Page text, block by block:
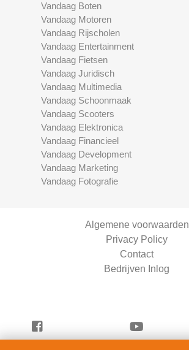
Vandaag Boten
Vandaag Motoren
Vandaag Rijscholen
Vandaag Entertainment
Vandaag Fietsen
Vandaag Juridisch
Vandaag Multimedia
Vandaag Schoonmaak
Vandaag Scooters
Vandaag Elektronica
Vandaag Financieel
Vandaag Development
Vandaag Marketing
Vandaag Fotografie
Algemene voorwaarden
Privacy Policy
Contact
Bedrijven Inlog